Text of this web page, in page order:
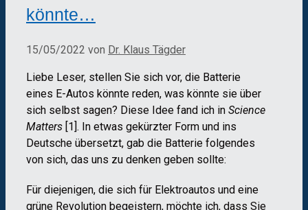
könnte…
15/05/2022 von Dr. Klaus Tägder
Liebe Leser, stellen Sie sich vor, die Batterie
eines E-Autos könnte reden, was könnte sie über
sich selbst sagen? Diese Idee fand ich in Science
Matters [1]. In etwas gekürzter Form und ins
Deutsche übersetzt, gab die Batterie folgendes
von sich, das uns zu denken geben sollte:
Für diejenigen, die sich für Elektroautos und eine
grüne Revolution begeistern, möchte ich, dass Sie